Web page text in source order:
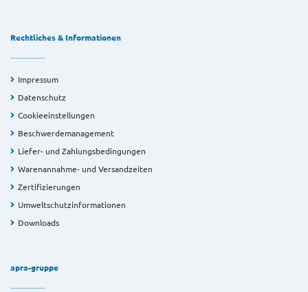
Rechtliches & Informationen
Impressum
Datenschutz
Cookieeinstellungen
Beschwerdemanagement
Liefer- und Zahlungsbedingungen
Warenannahme- und Versandzeiten
Zertifizierungen
Umweltschutzinformationen
Downloads
apra-gruppe